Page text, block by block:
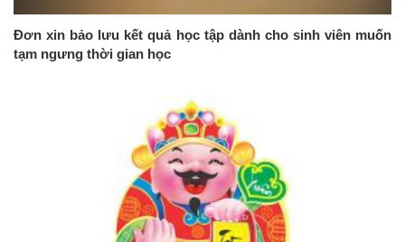
Đơn xin bảo lưu kết quả học tập dành cho sinh viên muốn
tạm ngưng thời gian học